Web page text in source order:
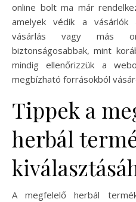
online bolt ma már
amelyek védik a vásárlók
vásárlás vagy más
biztonságosabbak, mint
mindig ellenőrizzük a
megbízható forrásokból
Tippek a
herbál
A megfelelő herbál